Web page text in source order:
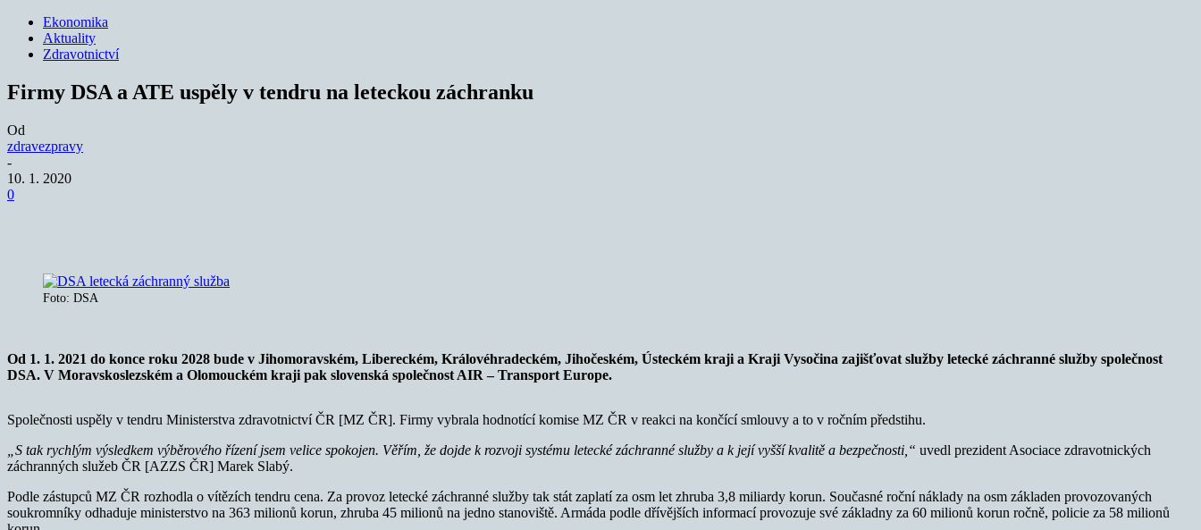
Ekonomika
Aktuality
Zdravotnictví
Firmy DSA a ATE uspěly v tendru na leteckou záchranku
Od
zdravezpravy
-
10. 1. 2020
0
Foto: DSA
Od 1. 1. 2021 do konce roku 2028 bude v Jihomoravském, Libereckém, Královéhradeckém, Jihočeském, Ústeckém kraji a Kraji Vysočina zajišťovat služby letecké záchranné služby společnost
DSA. V Moravskoslezském a Olomouckém kraji pak slovenská společnost AIR – Transport Europe.
Společnosti uspěly v tendru Ministerstva zdravotnictví ČR [MZ ČR]. Firmy vybrala hodnotící komise MZ ČR v reakci na končící smlouvy a to v ročním předstihu.
„S tak rychlým výsledkem výběrového řízení jsem velice spokojen. Věřím, že dojde k rozvoji systému letecké záchranné služby a k její vyšší kvalitě a bezpečnosti,“ uvedl prezident Asociace zdravotnických
záchranných služeb ČR [AZZS ČR] Marek Slabý.
Podle zástupců MZ ČR rozhodla o vítězích tendru cena. Za provoz letecké záchranné služby tak stát zaplatí za osm let zhruba 3,8 miliardy korun. Současné roční náklady na osm základen provozovaných
soukromníky odhaduje ministerstvo na 363 milionů korun, zhruba 45 milionů na jedno stanoviště. Armáda podle dřívějších informací provozuje své základny za 60 milionů korun ročně, policie za 58 milionů